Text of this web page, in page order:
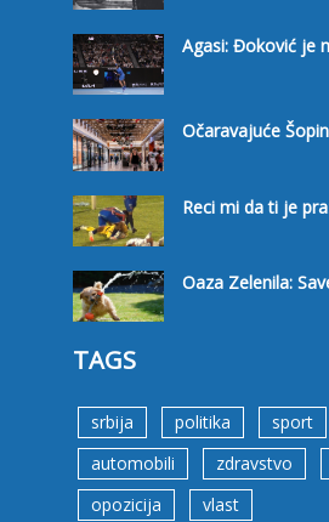
Agasi: Đoković je
Očaravajuće
Reci mi da ti je
Oaza Zelenila:
TAGS
srbija politika sport
automobili
zdravstvo
opozicija
vlast